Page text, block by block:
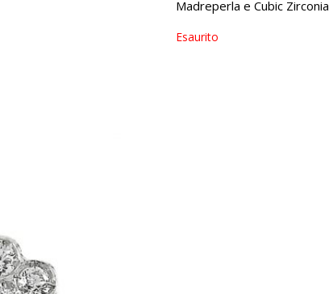
Madreperla e Cubic Zirconia
Esaurito